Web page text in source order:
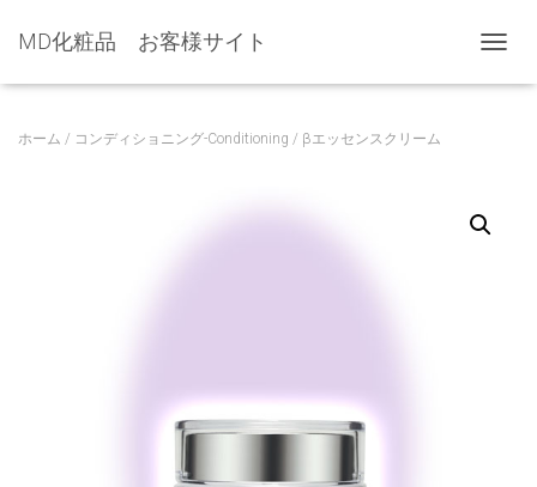
MD化粧品 お客様サイト
ホーム / コンディショニング-Conditioning / βエッセンスクリーム